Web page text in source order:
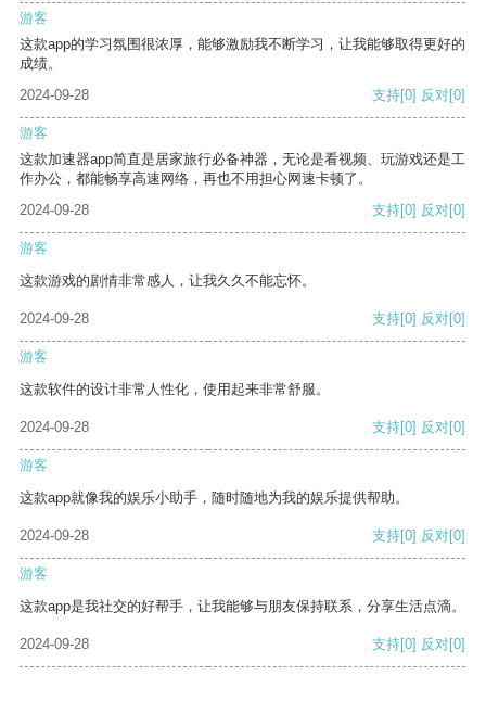
游客
这款app的学习氛围很浓厚，能够激励我不断学习，让我能够取得更好的
成绩。
2024-09-28
支持[0] 反对[0]
游客
这款加速器app简直是居家旅行必备神器，无论是看视频、玩游戏还是工
作办公，都能畅享高速网络，再也不用担心网速卡顿了。
2024-09-28
支持[0] 反对[0]
游客
这款游戏的剧情非常感人，让我久久不能忘怀。
2024-09-28 支持[0] 反对[0]
游客
这款软件的设计非常人性化，使用起来非常舒服。
2024-09-28 支持[0] 反对[0]
游客
这款app就像我的娱乐小助手，随时随地为我的娱乐提供帮助。
2024-09-28 支持[0] 反对[0]
游客
这款app是我社交的好帮手，让我能够与朋友保持联系，分享生活点滴。
2024-09-28 支持[0] 反对[0]